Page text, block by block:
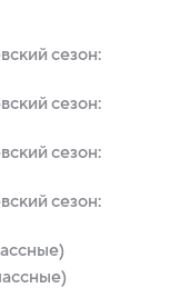
сезон:
сезон:
сезон:
сезон: